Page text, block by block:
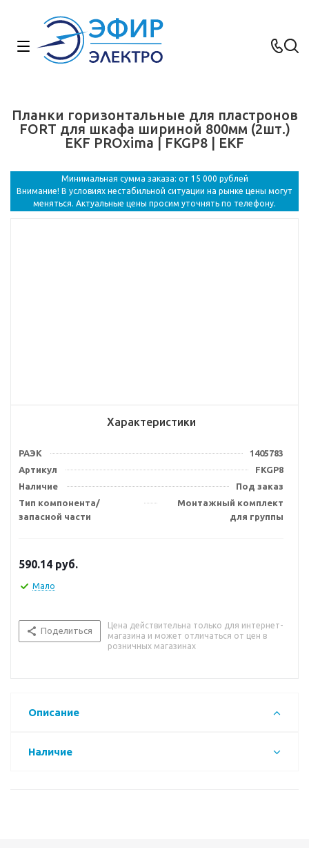
Планки горизонтальные для пластронов
FORT для шкафа шириной 800мм (2шт.)
EKF PROxima | FKGP8 | EKF
Минимальная сумма заказа: от 15 000 рублей
Внимание! В условиях нестабильной ситуации на рынке цены могут
меняться. Актуальные цены просим уточнять по телефону.
Характеристики
РАЭК
1405783
Артикул
FKGP8
Наличие
Под заказ
Тип компонента/
запасной части
Монтажный комплект
для группы
590.14 руб.
Мало
Поделиться
Цена действительна только для интернет-
магазина и может отличаться от цен в
розничных магазинах
Описание
Наличие